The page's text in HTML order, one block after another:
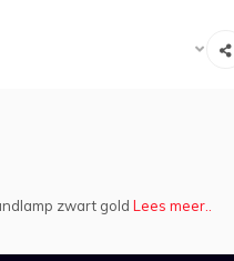
zwart gold Lees meer..